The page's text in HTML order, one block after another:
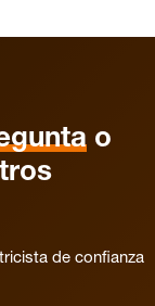
o
de confianza